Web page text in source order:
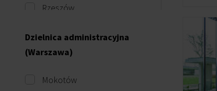
Rzeszów
Toruń
Warszawa
Dzielnica administracyjna
(Warszawa)
Mokotów